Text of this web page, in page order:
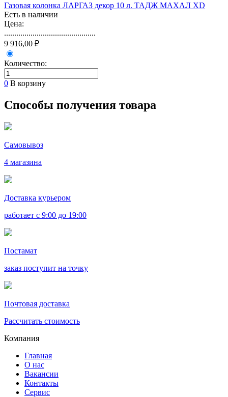
Газовая колонка ЛАРГАЗ декор 10 л. ТАДЖ МАХАЛ XD
Есть в наличии
Цена:
.............................................
9 916,00 ₽
Количество:
0 В корзину
Способы получения товара
Самовывоз
4 магазина
Доставка курьером
работает с 9:00 до 19:00
Постамат
заказ поступит на точку
Почтовая доставка
Рассчитать стоимость
Компания
Главная
О нас
Вакансии
Контакты
Сервис